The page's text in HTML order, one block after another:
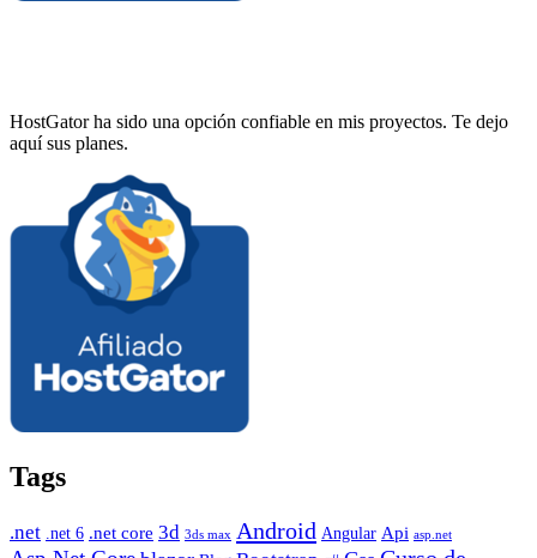
HostGator ha sido una opción confiable en mis proyectos. Te dejo
aquí sus planes.
Tags
.net .net 6 .net core 3d 3ds max Android Angular Api asp.net